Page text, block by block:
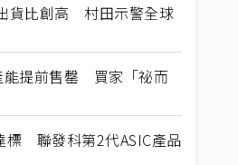
貨比創高 村田示警全球
能提前售罄 買家「祕而
標 聯發科第2代ASIC產品